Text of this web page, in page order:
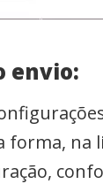
envio:
forma, na